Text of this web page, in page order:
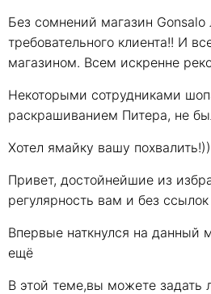
Без сомнений магазин
требовательного клиента!! И
магазином. Всем искренне
Некоторыми сотрудниками
раскрашиванием Питера, не
Хотел ямайку вашу
Привет, достойнейшие из
регулярность вам и без
Впервые наткнулся на данный
ещё
В этой теме,вы можете задать